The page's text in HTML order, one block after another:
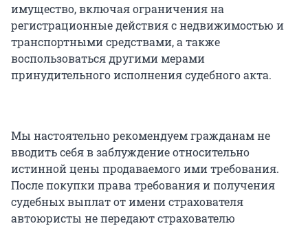
имущество, включая ограничения на
регистрационные действия с недвижимостью и
транспортными средствами, а также
воспользоваться другими мерами
принудительного исполнения судебного акта.
Мы настоятельно рекомендуем гражданам не
вводить себя в заблуждение относительно
истинной цены продаваемого ими требования.
После покупки права требования и получения
судебных выплат от имени страхователя
автоюристы не передают страхователю